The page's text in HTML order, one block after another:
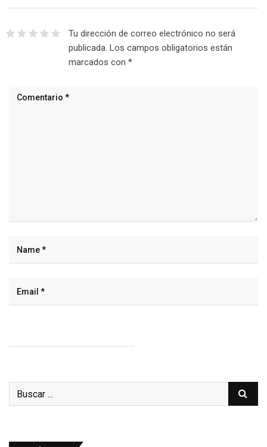
Tu dirección de correo electrónico no será
publicada. Los campos obligatorios están
marcados con *